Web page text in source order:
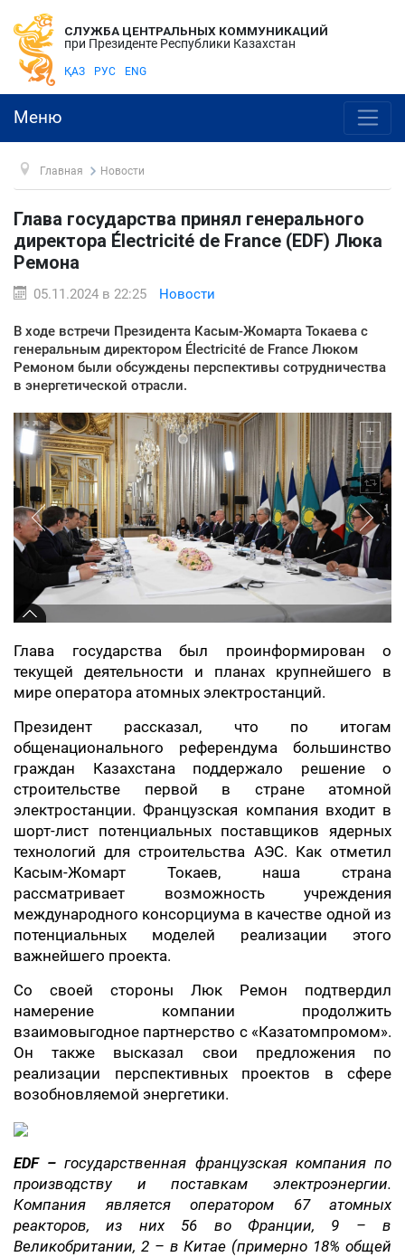
СЛУЖБА ЦЕНТРАЛЬНЫХ КОММУНИКАЦИЙ
при Президенте Республики Казахстан
ҚАЗ РУС ENG
Меню
Главная Новости
Глава государства принял генерального
директора Électricité de France (EDF) Люка
Ремона
05.11.2024 в 22:25 Новости
В ходе встречи Президента Касым-Жомарта Токаева с
генеральным директором Électricité de France Люком
Ремоном были обсуждены перспективы сотрудничества
в энергетической отрасли.
Глава государства был проинформирован о
текущей деятельности и планах крупнейшего в
мире оператора атомных электростанций.
Президент рассказал, что по итогам
общенационального референдума большинство
граждан Казахстана поддержало решение о
строительстве первой в стране атомной
электростанции. Французская компания входит в
шорт-лист потенциальных поставщиков ядерных
технологий для строительства АЭС. Как отметил
Касым-Жомарт Токаев, наша страна
рассматривает возможность учреждения
международного консорциума в качестве одной из
потенциальных моделей реализации этого
важнейшего проекта.
Со своей стороны Люк Ремон подтвердил
намерение компании продолжить
взаимовыгодное партнерство с «Казатомпромом».
Он также высказал свои предложения по
реализации перспективных проектов в сфере
возобновляемой энергетики.
EDF – государственная французская компания по
производству и поставкам электроэнергии.
Компания является оператором 67 атомных
реакторов, из них 56 во Франции, 9 – в
Великобритании, 2 – в Китае (примерно 18% общей